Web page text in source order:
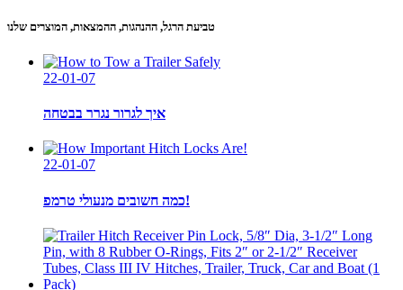
טביעת הרגל, ההנהגות, ההמצאות, המוצרים שלנו
22-01-07
איך לגרור נגרר בבטחה
22-01-07
כמה חשובים מנעולי טרמפ!